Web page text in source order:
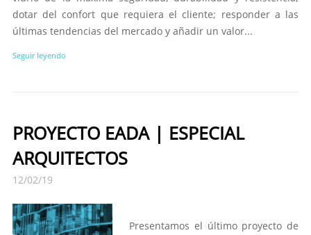
dotar del confort que requiera el cliente; responder a las
últimas tendencias del mercado y añadir un valor...
Seguir leyendo
PROYECTO EADA | ESPECIAL
ARQUITECTOS
12/02/19
Presentamos el último proyecto de